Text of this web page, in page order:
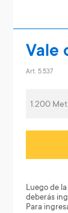
Vale
Art. 5.537
1.200
Luego de
deberás
Para